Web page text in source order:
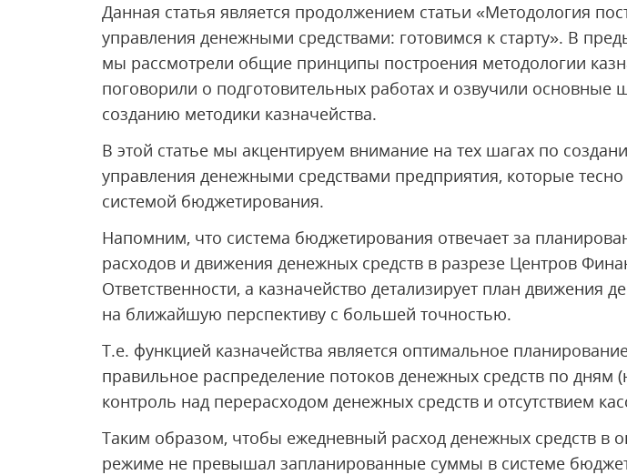
Данная статья является продолжением статьи «Методология
управления денежными средствами: готовимся к старту». В
мы рассмотрели общие принципы построения методологии
поговорили о подготовительных работах и озвучили основные
созданию методики казначейства.
В этой статье мы акцентируем внимание на тех шагах по
управления денежными средствами предприятия, которые тесно
системой бюджетирования.
Напомним, что система бюджетирования отвечает за
расходов и движения денежных средств в разрезе Центров
Ответственности, а казначейство детализирует план движения
на ближайшую перспективу с большей точностью.
Т.е. функцией казначейства является оптимальное
правильное распределение потоков денежных средств по дням
контроль над перерасходом денежных средств и отсутствием
Таким образом, чтобы ежедневный расход денежных средств в
режиме не превышал запланированные суммы в системе